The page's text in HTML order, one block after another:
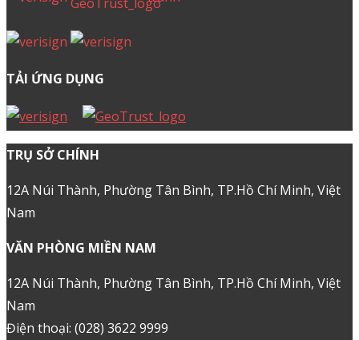
Email
Kinh nghiệm bán hàng
Series hướng dẫn WordPress